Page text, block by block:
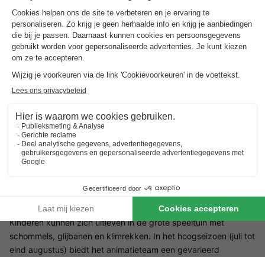
verscheidenheid aan vrijetijdsactiviteiten. Ideaal voor iedereen
die wil genieten van zon, zee en het Franse leven.
Faciliteiten op RCN Domaine de la Noguière
De camping heeft twee verwarmde zwembaden met glijbanen,
die leuk zijn voor jong en oud. Voor sportieve activiteiten is er
boulesbanen en een speeltuin. Een visvijver nodigt je uit om te
ontspannen en te gaan vissen. Andere voorzieningen zijn een
kleine supermarkt, een wasserette, gratis WiFi en oplaadpunten
voor elektrische auto's.
Voorzieningen voor kinderen bij RCN Domaine de la
Noguière
Kinderen kunnen zich uitleven in de grote speeltuin met
schommels, glijbanen en klimrekken. In het hoogseizoen (juli tot
eind augustus) biedt het animatieteam een gevarieerd